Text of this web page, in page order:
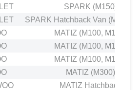
SPARK (M150) 0.8
SPARK Hatchback Van (M200,
MATIZ (M100, M150) 0.8
MATIZ (M100, M150) 1.0
MATIZ (M100, M150) 1.0
MATIZ (M300) 1.0
MATIZ Hatchback 0.8